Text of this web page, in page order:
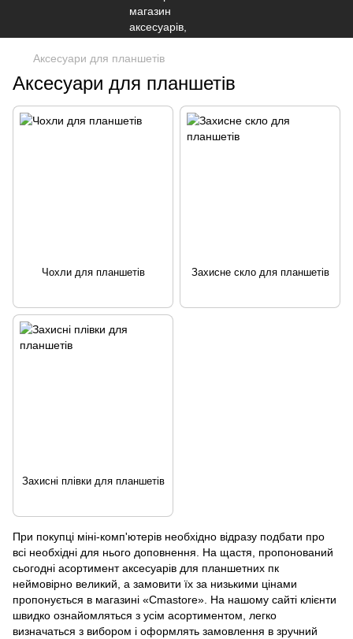
Аксесуари для планшетів
Аксесуари для планшетів
При покупці міні-комп'ютерів необхідно відразу подбати про
всі необхідні для нього доповнення. На щастя, пропонований
сьогодні асортимент аксесуарів для планшетних пк
неймовірно великий, а замовити їх за низькими цінами
пропонується в магазині «Cmastore». На нашому сайті клієнти
швидко ознайомляться з усім асортиментом, легко
визначаться з вибором і оформлять замовлення в зручний
Чохли для планшетів Захисне скло для планшетів
Захисні плівки для планшетів